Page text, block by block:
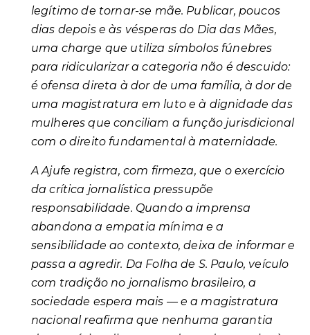
legítimo de tornar-se mãe. Publicar, poucos
dias depois e às vésperas do Dia das Mães,
uma charge que utiliza símbolos fúnebres
para ridicularizar a categoria não é descuido:
é ofensa direta à dor de uma família, à dor de
uma magistratura em luto e à dignidade das
mulheres que conciliam a função jurisdicional
com o direito fundamental à maternidade.
A Ajufe registra, com firmeza, que o exercício
da crítica jornalística pressupõe
responsabilidade. Quando a imprensa
abandona a empatia mínima e a
sensibilidade ao contexto, deixa de informar e
passa a agredir. Da Folha de S. Paulo, veículo
com tradição no jornalismo brasileiro, a
sociedade espera mais — e a magistratura
nacional reafirma que nenhuma garantia